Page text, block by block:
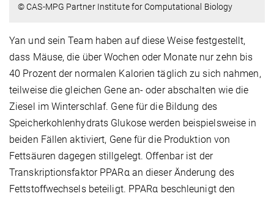
© CAS-MPG Partner Institute for Computational Biology
Yan und sein Team haben auf diese Weise festgestellt,
dass Mäuse, die über Wochen oder Monate nur zehn bis
40 Prozent der normalen Kalorien täglich zu sich nahmen,
teilweise die gleichen Gene an- oder abschalten wie die
Ziesel im Winterschlaf. Gene für die Bildung des
Speicherkohlenhydrats Glukose werden beispielsweise in
beiden Fällen aktiviert, Gene für die Produktion von
Fettsäuren dagegen stillgelegt. Offenbar ist der
Transkriptionsfaktor PPARα an dieser Änderung des
Fettstoffwechsels beteiligt. PPARα beschleunigt den